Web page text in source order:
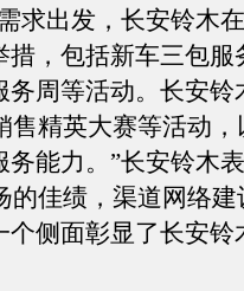
求出发，长安铃木
措，包括新车三包服
周等活动。长安铃
售精英大赛等活动
能力。”长安铃木
的佳绩，渠道网络
侧面彰显了长安铃